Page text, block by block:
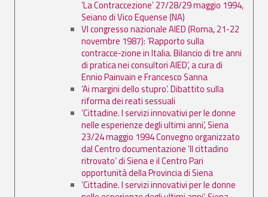
’La Contraccezione’ 27/28/29 maggio 1994,
Seiano di Vico Equense (NA)
VI congresso nazionale AIED (Roma, 21-22
novembre 1987): ’Rapporto sulla
contracce-zione in Italia. Bilancio di tre anni
di pratica nei consultori AIED’, a cura di
Ennio Painvain e Francesco Sanna
’Ai margini dello stupro’. Dibattito sulla
riforma dei reati sessuali
’Cittadine. I servizi innovativi per le donne
nelle esperienze degli ultimi anni’, Siena
23/24 maggio 1994 Convegno organizzato
dal Centro documentazione ’Il cittadino
ritrovato’ di Siena e il Centro Pari
opportunità della Provincia di Siena
’Cittadine. I servizi innovativi per le donne